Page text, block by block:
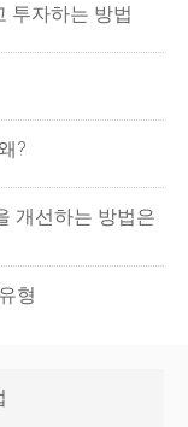
투자하는 방법
?
개선하는 방법은
형